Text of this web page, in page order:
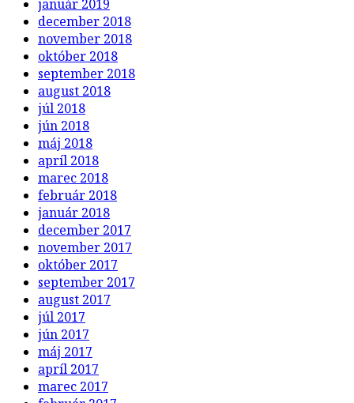
január 2019
december 2018
november 2018
október 2018
september 2018
august 2018
júl 2018
jún 2018
máj 2018
apríl 2018
marec 2018
február 2018
január 2018
december 2017
november 2017
október 2017
september 2017
august 2017
júl 2017
jún 2017
máj 2017
apríl 2017
marec 2017